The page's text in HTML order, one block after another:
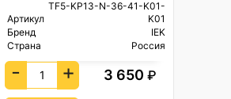
Артикул
TF5-KP13-N-36-41-K01-
K01
Бренд
IEK
Страна
Россия
- + 3 650₽